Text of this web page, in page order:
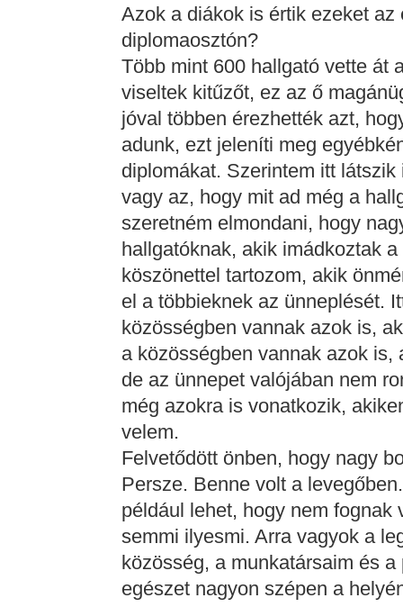
Azok a diákok is értik ezeket
diplomaosztón?
Több mint 600 hallgató vette át
viseltek kitűzőt, ez az ő
jóval többen érezhették azt,
adunk, ezt jeleníti meg
diplomákat. Szerintem itt
vagy az, hogy mit ad még a
szeretném elmondani, hogy
hallgatóknak, akik imádkoztak
köszönettel tartozom, akik
el a többieknek az ünneplését.
közösségben vannak azok is,
a közösségben vannak azok
de az ünnepet valójában nem
még azokra is vonatkozik,
velem.
Felvetődött önben, hogy nagy
Persze. Benne volt a
például lehet, hogy nem
semmi ilyesmi. Arra vagyok a
közösség, a munkatársaim és
egészet nagyon szépen a